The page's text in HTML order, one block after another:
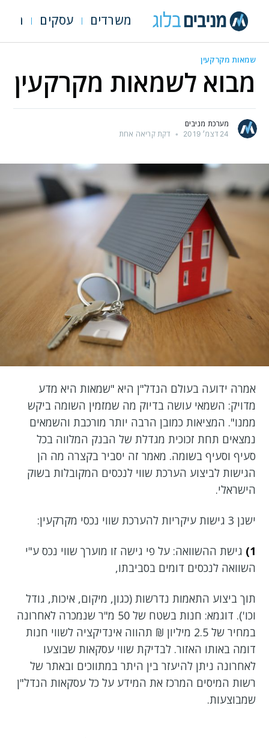
משרדים עסקים
שמאות מקרקעין
מבוא לשמאות מקרקעין
מערכת מניבים
24 דצמ׳ 2019
• דקת קריאה אחת
אמרה ידועה בעולם הנדל"ן היא "שמאות היא מדע
מדויק: השמאי עושה בדיוק מה שמזמין השומה ביקש
ממנו". המציאות כמובן הרבה יותר מורכבת והשמאים
נמצאים תחת זכוכית מגדלת של הבנק המלווה בכל
סעיף וסעיף בשומה. מאמר זה יסביר בקצרה מה הן
הגישות לביצוע הערכת שווי לנכסים המקובלות בשוק
הישראלי.
ישנן 3 גישות עיקריות להערכת שווי נכסי מקרקעין:
1) גישת ההשוואה: על פי גישה זו מוערך שווי נכס ע"י
השוואה לנכסים דומים בסביבתו,
תוך ביצוע התאמות נדרשות (כגון, מיקום, איכות, גודל
וכו'). דוגמא: חנות בשטח של 50 מ"ר שנמכרה לאחרונה
במחיר של 2.5 מיליון ₪ תהווה אינדיקציה לשווי חנות
דומה באותו האזור. לבדיקת שווי עסקאות שבוצעו
לאחרונה ניתן להיעזר בין היתר במתווכים ובאתר של
רשות המיסים המרכז את המידע על כל עסקאות הנדל"ן
שמבוצעות.